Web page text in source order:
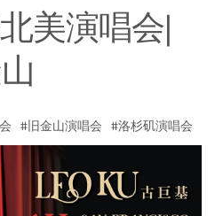
美演唱会|
旧金山演唱会 洛杉矶演唱会